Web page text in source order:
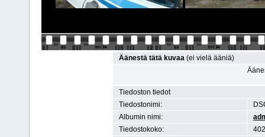
Äänestä tätä kuvaa (ei vielä ääniä)
Tiedoston tiedot
Tiedostonimi:
Albumin nimi:
Tiedostokoko: